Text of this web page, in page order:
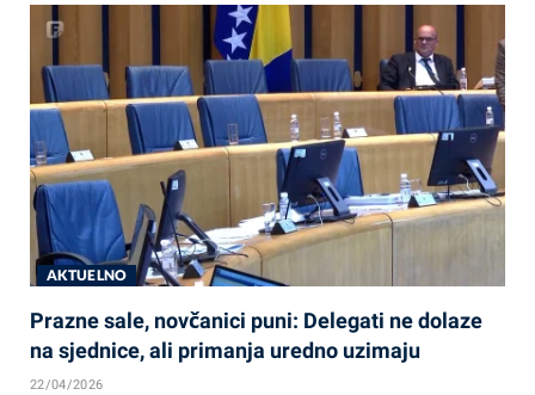
AKTUELNO
Prazne sale, novčanici puni: Delegati ne dolaze
na sjednice, ali primanja uredno uzimaju
22/04/2026